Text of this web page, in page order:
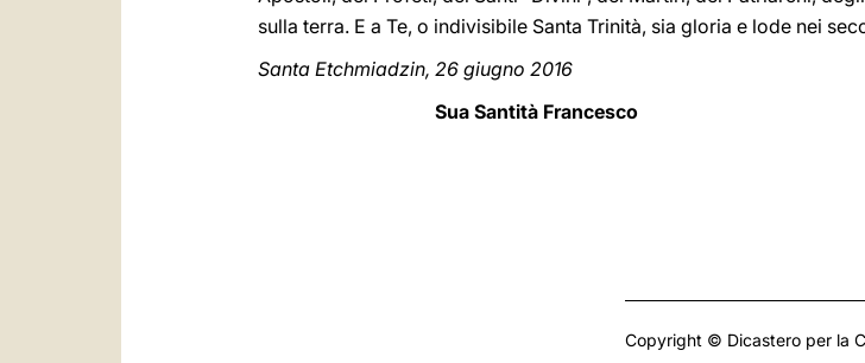
sulla terra. E a Te, o indivisibile Santa Trinità, sia gloria e lode nei
Santa Etchmiadzin, 26 giugno 2016
Sua Santità Francesco
Copyright © Dicastero per la